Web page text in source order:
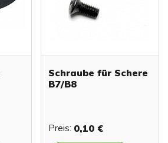
Schraube für Schere
B7/B8
Preis: 0,10 €